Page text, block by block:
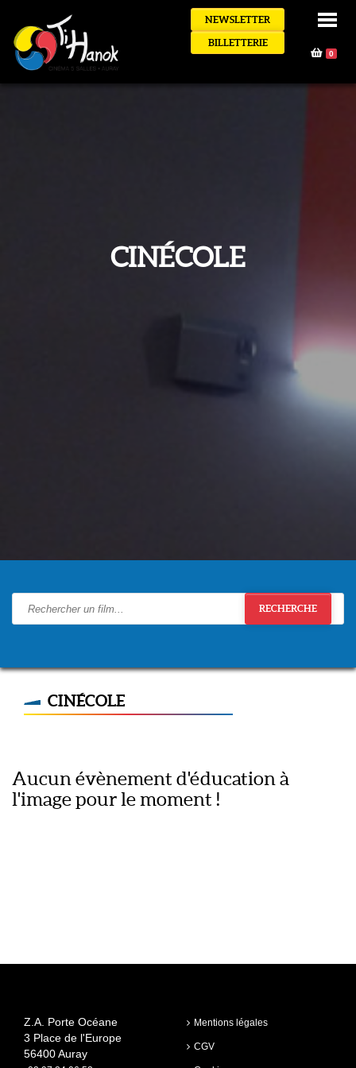
NEWSLETTER
BILLETTERIE
0
CINÉCOLE
RECHERCHE
CINÉCOLE
Aucun évènement d'éducation à
l'image pour le moment !
Z.A. Porte Océane
3 Place de l'Europe
56400 Auray
Mentions légales
CGV